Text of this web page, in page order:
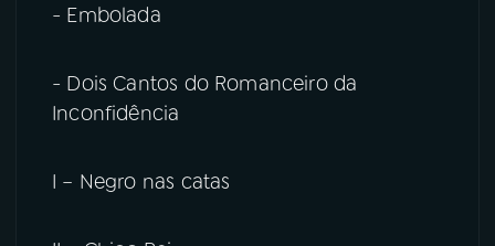
- Embolada
- Dois Cantos do Romanceiro da
Inconfidência
I – Negro nas catas